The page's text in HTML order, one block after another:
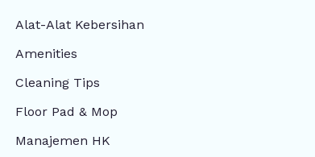
Alat-Alat Kebersihan
Amenities
Cleaning Tips
Floor Pad & Mop
Manajemen HK